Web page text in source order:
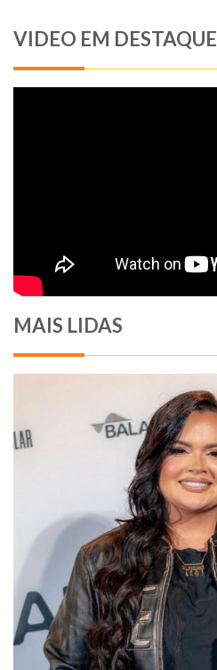
VIDEO EM DESTAQUE
MAIS LIDAS